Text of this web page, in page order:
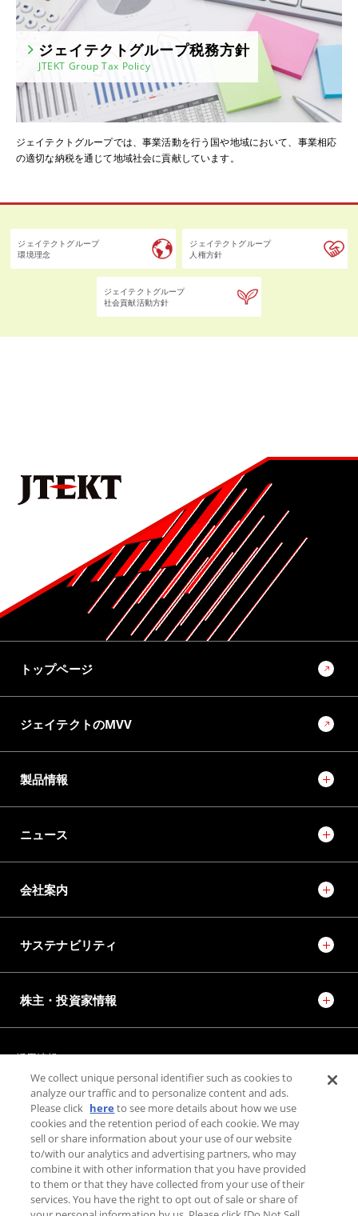
ジェイテクトグループ税務方針
JTEKT Group Tax Policy
ジェイテクトグループでは、事業活動を行う国や地域において、事業相応
の適切な納税を通じて地域社会に貢献しています。
ジェイテクトグループ
環境理念
ジェイテクトグループ
人権方針
ジェイテクトグループ
社会貢献活動方針
トップページ
ジェイテクトのMVV
製品情報
ニュース
会社案内
サステナビリティ
株主・投資家情報
採用情報 JTEKT STORIES
JTEKT SPORTS
JTEKT ENGINEERING JOURNAL
施設紹介
お問い合わせ
個人情報保護方針
利用規約
We collect unique personal identifier such as cookies to
analyze our traffic and to personalize content and ads.
Please click here to see more details about how we use
cookies and the retention period of each cookie. We may
sell or share information about your use of our website
to/with our analytics and advertising partners, who may
combine it with other information that you have provided
to them or that they have collected from your use of their
services. You have the right to opt out of sale or share of